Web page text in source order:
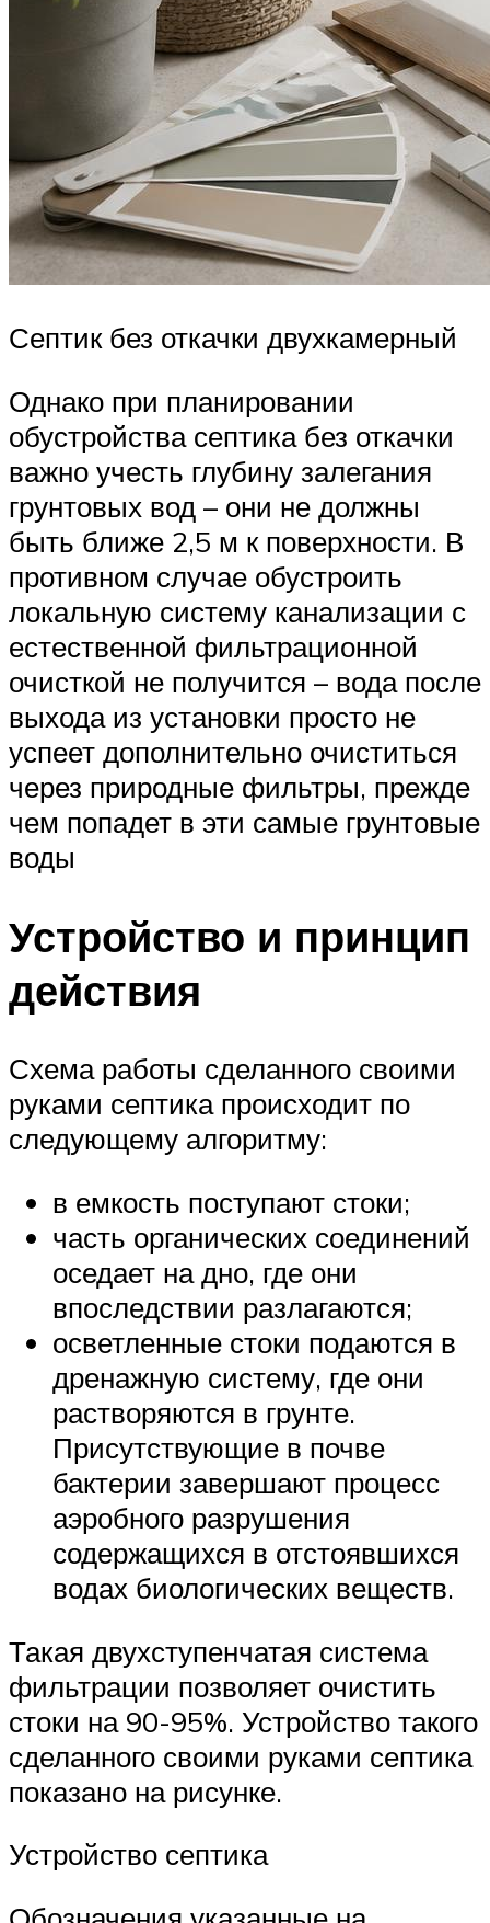
Септик без откачки двухкамерный
Однако при планировании
обустройства септика без откачки
важно учесть глубину залегания
грунтовых вод – они не должны
быть ближе 2,5 м к поверхности. В
противном случае обустроить
локальную систему канализации с
естественной фильтрационной
очисткой не получится – вода после
выхода из установки просто не
успеет дополнительно очиститься
через природные фильтры, прежде
чем попадет в эти самые грунтовые
воды
Устройство и принцип
действия
Схема работы сделанного своими
руками септика происходит по
следующему алгоритму:
в емкость поступают стоки;
часть органических соединений
оседает на дно, где они
впоследствии разлагаются;
осветленные стоки подаются в
дренажную систему, где они
растворяются в грунте.
Присутствующие в почве
бактерии завершают процесс
аэробного разрушения
содержащихся в отстоявшихся
водах биологических веществ.
Такая двухступенчатая система
фильтрации позволяет очистить
стоки на 90-95%. Устройство такого
сделанного своими руками септика
показано на рисунке.
Устройство септика